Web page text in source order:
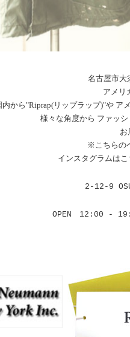
名古屋市大
アメリ
内から"Riprap(リップラップ)"や ア
様々な角度から ファッ
お
※こちらの
インスタグラムは
2-12-9
OPEN 12:00 -